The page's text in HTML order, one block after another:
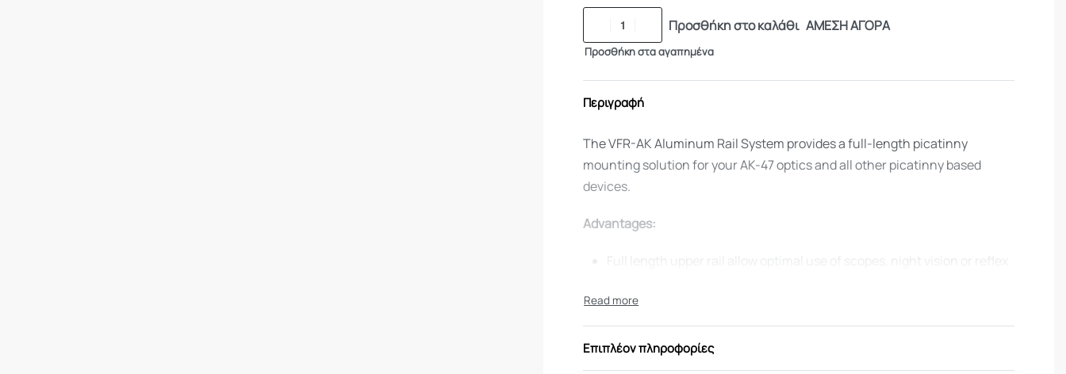
Προσθήκη στο καλάθι ΑΜΕΣΗ ΑΓΟΡΑ
Προσθήκη στα αγαπημένα
Περιγραφή
The VFR-AK Aluminum Rail System provides a full-length picatinny
mounting solution for your AK-47 optics and all other picatinny based
devices.
Advantages:
Full length upper rail allow optimal use of scopes, night vision or reflex
Precision machined from 6061 T6 Billet aluminum for maximum
strength
Matte black hard anodized Coating for wear resistance
Four 1913 MIL-STD picatinny rails allow installation of any picatinny
Επιπλέον πληροφορίες